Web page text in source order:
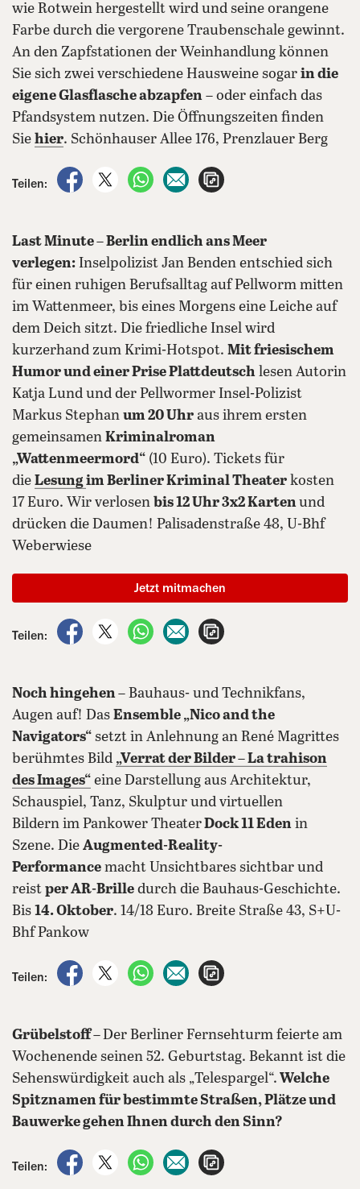
wie Rotwein hergestellt wird und seine orangene
Farbe durch die vergorene Traubenschale gewinnt.
An den Zapfstationen der Weinhandlung können
Sie sich zwei verschiedene Hausweine sogar in die
eigene Glasflasche abzapfen – oder einfach das
Pfandsystem nutzen. Die Öffnungszeiten finden
Sie hier. Schönhauser Allee 176, Prenzlauer Berg
Teilen:
auf Facebook teilen
auf X teilenper WhatsApp teilen
per E-Mail teilen
Last Minute – Berlin endlich ans Meer
verlegen: Inselpolizist Jan Benden entschied sich
für einen ruhigen Berufsalltag auf Pellworm mitten
im Wattenmeer, bis eines Morgens eine Leiche auf
dem Deich sitzt. Die friedliche Insel wird
kurzerhand zum Krimi-Hotspot. Mit friesischem
Humor und einer Prise Plattdeutsch lesen Autorin
Katja Lund und der Pellwormer Insel-Polizist
Markus Stephan um 20 Uhr aus ihrem ersten
gemeinsamen Kriminalroman
„Wattenmeermord“ (10 Euro). Tickets für
die Lesungim Berliner Kriminal Theater kosten
17 Euro. Wir verlosen bis 12 Uhr 3x2 Kartenund
drücken die Daumen! Palisadenstraße 48, U-Bhf
Weberwiese
Teilen:
auf Facebook teilen
auf X teilenper WhatsApp teilen
per E-Mail teilen
Jetzt mitmachen
Noch hingehen – Bauhaus- und Technikfans,
Augen auf! Das Ensemble „Nico and the
Navigators“ setzt in Anlehnung an René Magrittes
berühmtes Bild „Verrat der Bilder – La trahison
des Images“ eine Darstellung aus Architektur,
Schauspiel, Tanz, Skulptur und virtuellen
Bildern im Pankower TheaterDock 11 Eden in
Szene. Die Augmented-Reality-
Performance macht Unsichtbares sichtbar und
reist per AR-Brille durch die Bauhaus-Geschichte.
Bis 14. Oktober. 14/18 Euro. Breite Straße 43, S+U-
Bhf Pankow
Teilen:
auf Facebook teilen
auf X teilenper WhatsApp teilen
per E-Mail teilen
Grübelstoff –Der Berliner Fernsehturm feierte am
Wochenende seinen 52. Geburtstag. Bekannt ist die
Sehenswürdigkeit auch als „Telespargel“. Welche
Spitznamen für bestimmte Straßen, Plätze und
Bauwerke gehen Ihnen durch den Sinn?
Teilen:
auf Facebook teilen
auf X teilenper WhatsApp teilen
per E-Mail teilen